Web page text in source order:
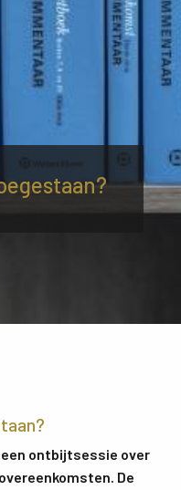
een ontbijtsessie over
De